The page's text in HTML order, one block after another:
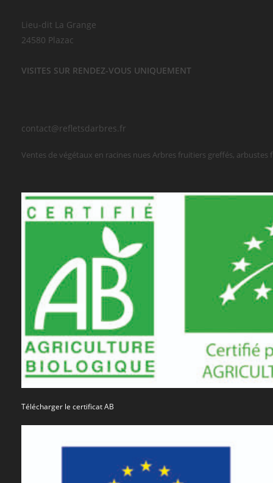
Lieu-dit La Grange
24580 Plazac
VISITES SUR RENDEZ-VOUS UNIQUEMENT
contact@refletsdarbres.fr
Ventes de végétaux en racines nues Arbres fruitiers greffés,
Télécharger le certificat AB